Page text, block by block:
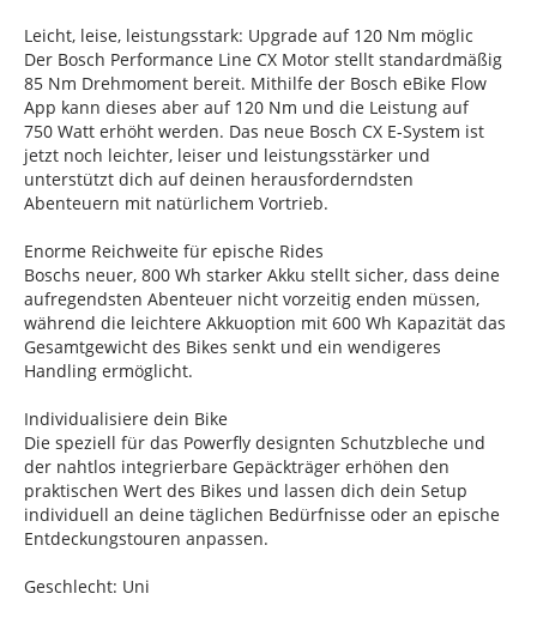
Leicht, leise, leistungsstark: Upgrade auf 120 Nm möglic
Der Bosch Performance Line CX Motor stellt standardmäßig
85 Nm Drehmoment bereit. Mithilfe der Bosch eBike Flow
App kann dieses aber auf 120 Nm und die Leistung auf
750 Watt erhöht werden. Das neue Bosch CX E-System ist
jetzt noch leichter, leiser und leistungsstärker und
unterstützt dich auf deinen herausforderndsten
Abenteuern mit natürlichem Vortrieb.
Enorme Reichweite für epische Rides
Boschs neuer, 800 Wh starker Akku stellt sicher, dass deine
aufregendsten Abenteuer nicht vorzeitig enden müssen,
während die leichtere Akkuoption mit 600 Wh Kapazität das
Gesamtgewicht des Bikes senkt und ein wendigeres
Handling ermöglicht.
Individualisiere dein Bike
Die speziell für das Powerfly designten Schutzbleche und
der nahtlos integrierbare Gepäckträger erhöhen den
praktischen Wert des Bikes und lassen dich dein Setup
individuell an deine täglichen Bedürfnisse oder an epische
Entdeckungstouren anpassen.
Geschlecht: Uni